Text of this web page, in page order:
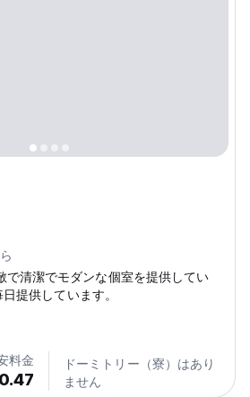
清潔でモダンな個室を提供してい
提供しています。
料金
ドーミトリー（寮）はあり
ません